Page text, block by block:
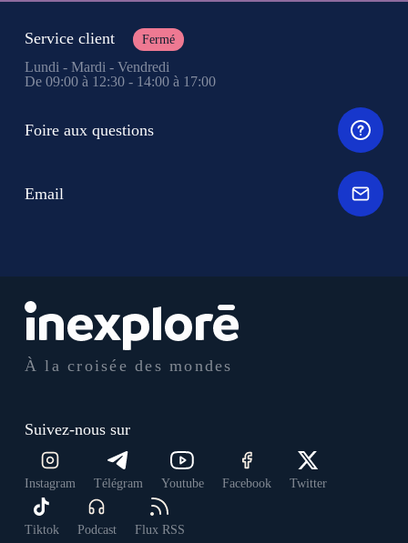
À la croisée des mondes
Suivez-nous sur
Instagram Télégram Youtube Facebook Twitter
Tiktok Podcast Flux RSS
Service client Fermé
Lundi - Mardi - Vendredi
De 09:00 à 12:30 - 14:00 à 17:00
Foire aux questions
Email